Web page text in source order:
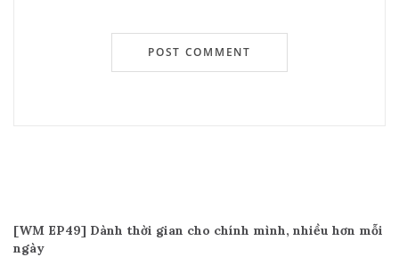
[WM EP49] Dành thời gian cho chính mình, nhiều hơn mỗi
ngày